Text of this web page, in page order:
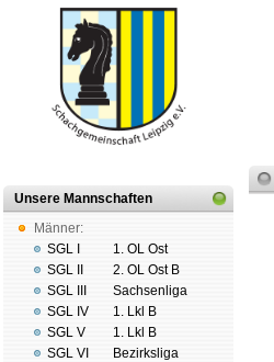
Unsere Mannschaften
Männer:
SGL I
SGL II
SGL III
SGL IV
SGL V
SGL VI
1. OL Ost
2. OL Ost B
Sachsenliga
1. Lkl B
1. Lkl B
Bezirksliga